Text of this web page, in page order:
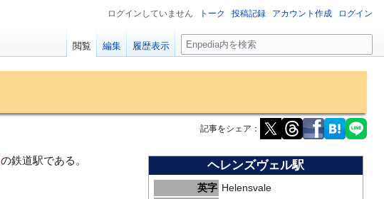
記事をシェア：
ヘレンズヴェル駅
英字 Helensvale
の鉄道駅である。
ログインしていません トーク 投稿記録 アカウント作成 ログイン
閲覧 編集 履歴表示
検
索